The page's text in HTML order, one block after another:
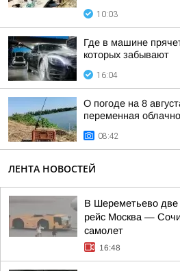
10:03
Где в машине
которых забывают
16:04
О погоде на 8
переменная
08:42
ЛЕНТА НОВОСТЕЙ
В Шереметьево две
рейс Москва —
самолет
16:48